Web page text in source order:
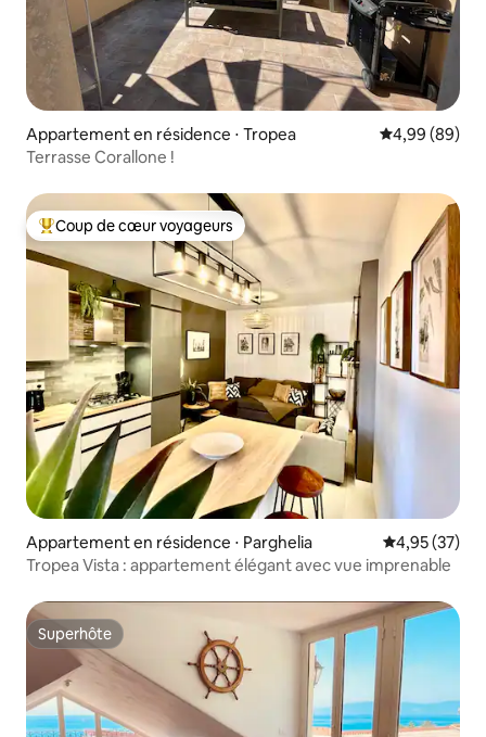
Appartement en résidence ⋅ Tropea Évaluation
4,99 (89)
Terrasse Corallone !
Coups de cœur voyageurs les plus appréciés
Coup de cœur voyageurs
Appartement en résidence ⋅ Parghelia Évaluation
4,95 (37)
Tropea Vista : appartement élégant avec vue imprenable
Superhôte
Superhôte